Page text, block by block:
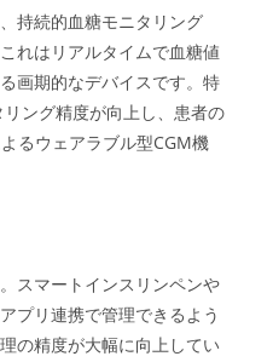
持続的血糖モニタリング
れはリアルタイムで血糖値
画期的なデバイスです。特
ング精度が向上し、患者の
るウェアラブル型CGM機
スマートインスリンペンや
プリ連携で管理できるよう
の精度が大幅に向上してい